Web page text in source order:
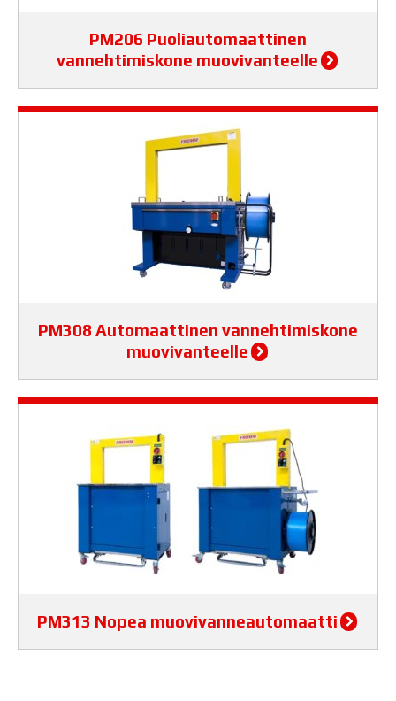
PM206 Puoliautomaattinen
vannehtimiskone muovivanteelle
PM308 Automaattinen vannehtimiskone
muovivanteelle
PM313 Nopea muovivanneautomaatti